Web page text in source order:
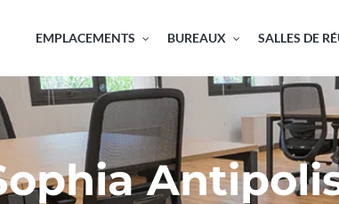
EMPLACEMENTS BUREAUX SALLES DE